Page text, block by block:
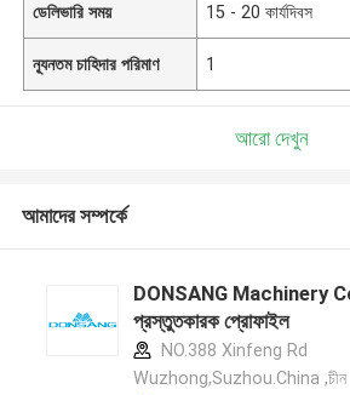
ডেলিভারি সময় 15 - 20 কার্যদিবস
ন্যূনতম চাহিদার পরিমাণ 1
আরো দেখুন
আমাদের সম্পর্কে
DONSANG Machinery
প্রস্তুতকারক প্রোফাইল
NO.388 Xinfeng Rd
Wuzhong,Suzhou.China ,চীন